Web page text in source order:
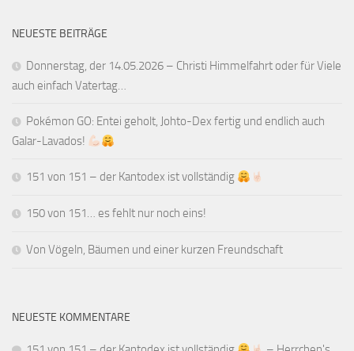
NEUESTE BEITRÄGE
Donnerstag, der 14.05.2026 – Christi Himmelfahrt oder für Viele
auch einfach Vatertag…
Pokémon GO: Entei geholt, Johto-Dex fertig und endlich auch
Galar-Lavados!
151 von 151 – der Kantodex ist vollständig
150 von 151… es fehlt nur noch eins!
Von Vögeln, Bäumen und einer kurzen Freundschaft
NEUESTE KOMMENTARE